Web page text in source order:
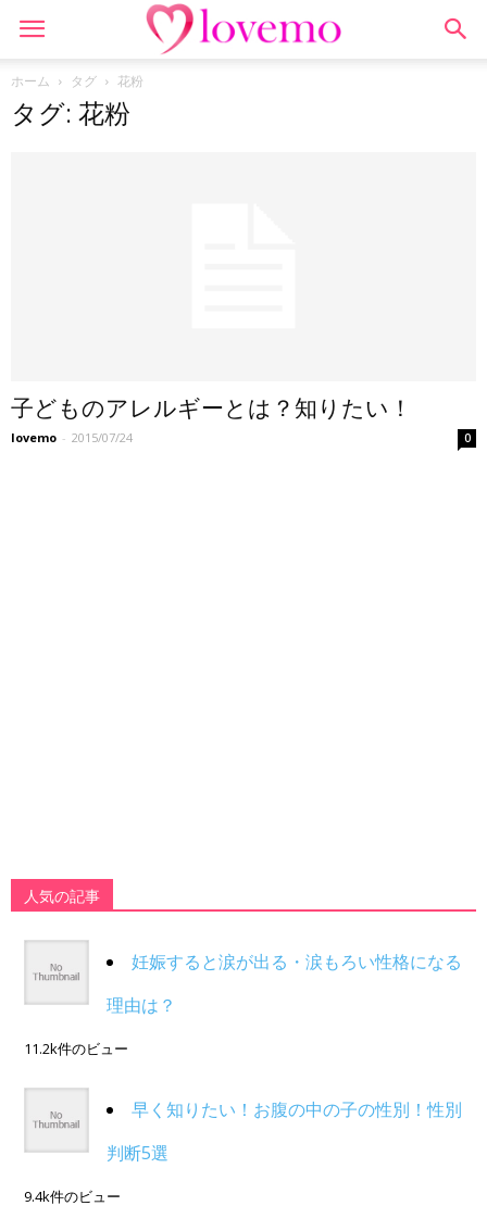
ホーム タグ 花粉
タグ: 花粉
子どものアレルギーとは？知りたい！
lovemo - 2015/07/24 0
人気の記事
妊娠すると涙が出る・涙もろい性格になる
理由は？
11.2k件のビュー
早く知りたい！お腹の中の子の性別！性別
判断5選
9.4k件のビュー